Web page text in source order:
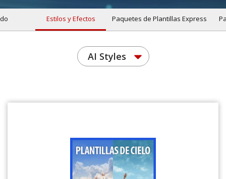
Estilos y Efectos Paquetes de Plantillas Express
AI Styles